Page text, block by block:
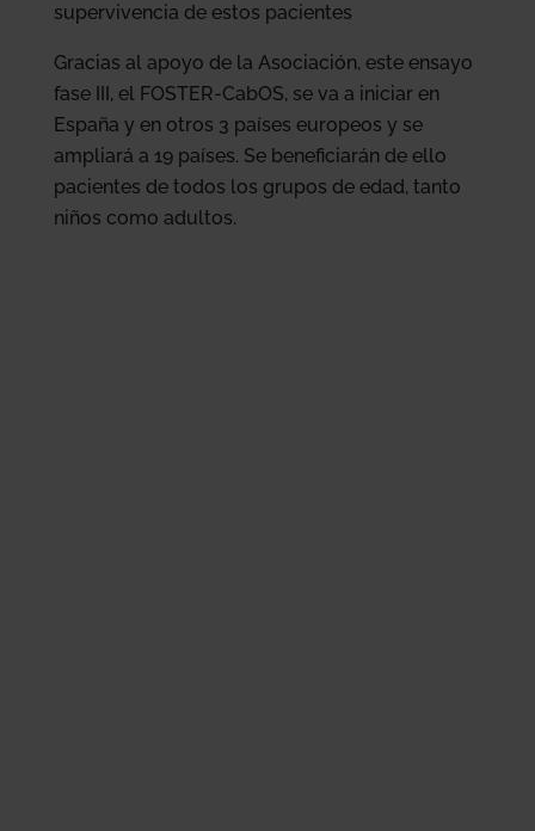
supervivencia de estos pacientes
Gracias al apoyo de la Asociación, este ensayo
fase III, el FOSTER-CabOS, se va a iniciar en
España y en otros 3 países europeos y se
ampliará a 19 países. Se beneficiarán de ello
pacientes de todos los grupos de edad, tanto
niños como adultos.